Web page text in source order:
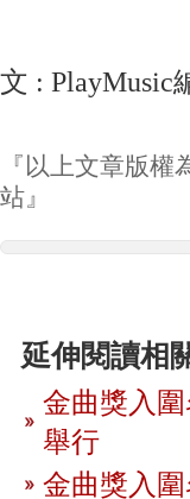
文 :
『以上文章版
站』
延伸閱讀相
金曲獎入
舉行
金曲獎入